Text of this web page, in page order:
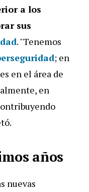
a los
sus
. "Tenemos
; en
en el área de
en
años
nuevas